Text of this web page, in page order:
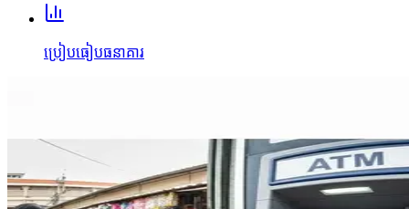
ប្រៀបធៀបធនាគារ